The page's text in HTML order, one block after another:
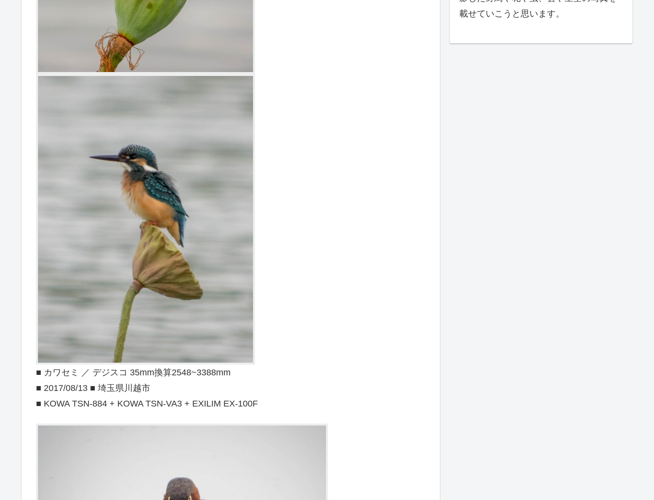
■ カワセミ ／ デジスコ 35mm換算2548~3388mm
■ 2017/08/13 ■ 埼玉県川越市
■ KOWA TSN-884 + KOWA TSN-VA3 + EXILIM EX-100F
載せていこうと思います。